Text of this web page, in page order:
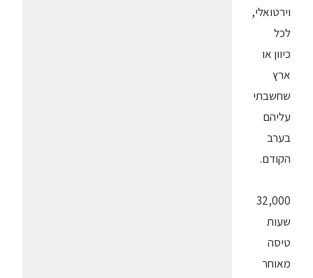
וירטואלי,
לכל
כיוון או
ארץ
שחשבתי
עליהם
בערב
הקודם.
32,000
שעות
טיסה
מאוחר